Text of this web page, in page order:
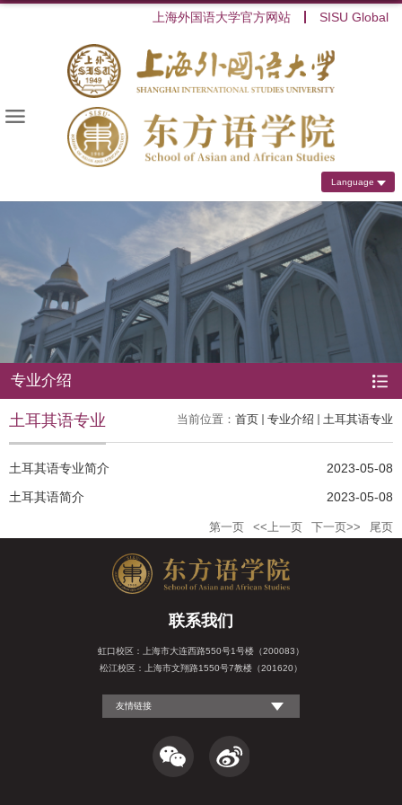
上海外国语大学官方网站 SISU Global
Language
专业介绍
当前位置： 首页 专业介绍 土耳其语专业
土耳其语专业
土耳其语专业简介
2023-05-08
土耳其语简介
2023-05-08
第一页 <<上一页 下一页>> 尾页
联系我们
虹口校区：上海市大连西路550号1号楼（200083）
松江校区：上海市文翔路1550号7教楼（201620）
友情链接